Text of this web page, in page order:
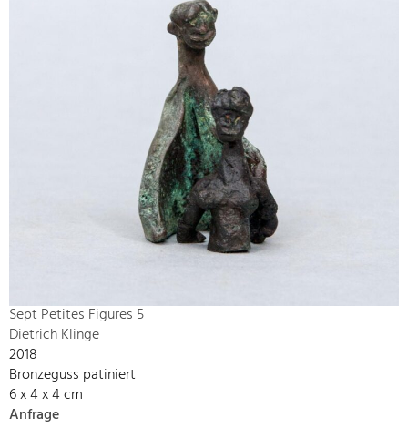
Sept Petites Figures 5
Dietrich Klinge
2018
Bronzeguss patiniert
6 x 4 x 4 cm
Anfrage